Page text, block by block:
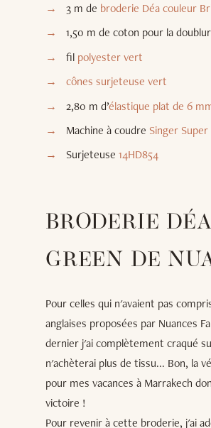
3 m de broderie Déa couleur
1,50 m de coton pour la
fil polyester vert
cônes surjeteuse vert
2,80 m d’élastique plat de 6
Machine à coudre Singer Super
Surjeteuse 14HD854
BRODERIE
GREEN DE
Pour celles qui n'avaient pas
anglaises proposées par Nuances
dernier j'ai complètement craqué
n'achèterai plus de tissu... Bon, la
pour mes vacances à Marrakech
victoire !
Pour revenir à cette broderie, j'ai